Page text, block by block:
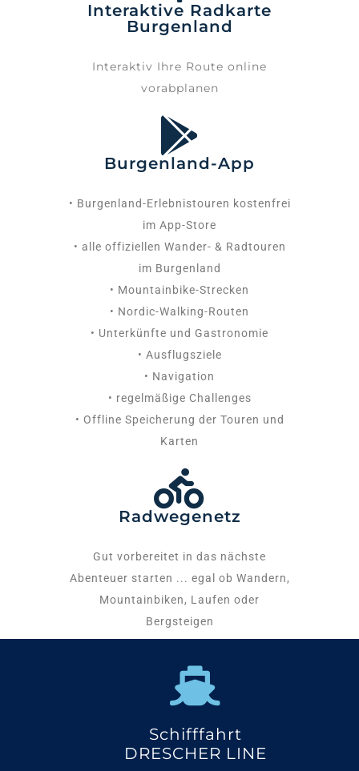
Interaktive Radkarte
Burgenland
Interaktiv Ihre Route online
vorabplanen
Burgenland-App
• Burgenland-Erlebnistouren kostenfrei
im App-Store
• alle offiziellen Wander- & Radtouren
im Burgenland
• Mountainbike-Strecken
• Nordic-Walking-Routen
• Unterkünfte und Gastronomie
• Ausflugsziele
• Navigation
• regelmäßige Challenges
• Offline Speicherung der Touren und
Karten
Radwegenetz
Gut vorbereitet in das nächste
Abenteuer starten ... egal ob Wandern,
Mountainbiken, Laufen oder
Bergsteigen
Schifffahrt
DRESCHER LINE